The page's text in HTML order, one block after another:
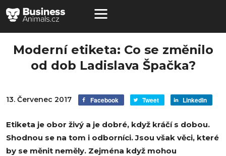
Moderní etiketa: Co se změnilo
od dob Ladislava Špačka?
13. Červenec 2017 Facebook Tweet LinkedIn
Etiketa je obor živý a je dobré, když kráčí s dobou.
Shodnou se na tom i odborníci. Jsou však věci, které
by se měnit neměly. Zejména když mohou